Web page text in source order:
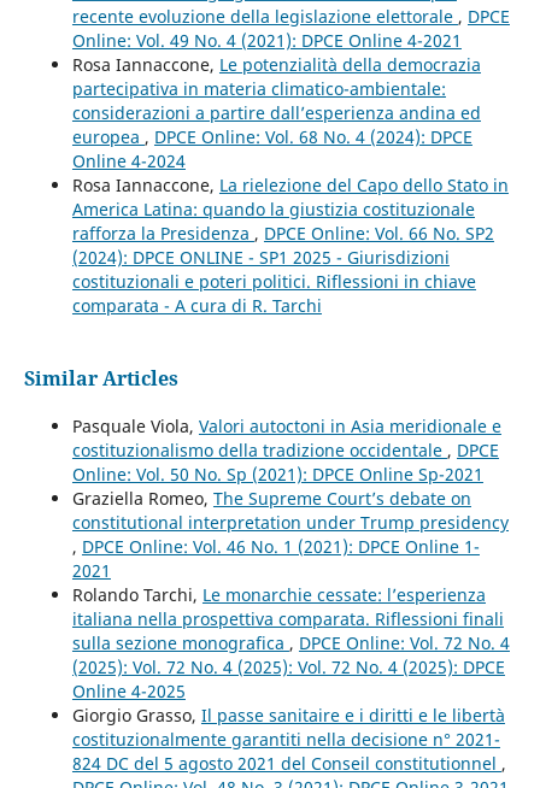
recente evoluzione della legislazione elettorale , DPCE
Online: Vol. 49 No. 4 (2021): DPCE Online 4-2021
Rosa Iannaccone, Le potenzialità della democrazia
partecipativa in materia climatico-ambientale:
considerazioni a partire dall’esperienza andina ed
europea , DPCE Online: Vol. 68 No. 4 (2024): DPCE
Online 4-2024
Rosa Iannaccone, La rielezione del Capo dello Stato in
America Latina: quando la giustizia costituzionale
rafforza la Presidenza , DPCE Online: Vol. 66 No. SP2
(2024): DPCE ONLINE - SP1 2025 - Giurisdizioni
costituzionali e poteri politici. Riflessioni in chiave
comparata - A cura di R. Tarchi
Similar Articles
Pasquale Viola, Valori autoctoni in Asia meridionale e
costituzionalismo della tradizione occidentale , DPCE
Online: Vol. 50 No. Sp (2021): DPCE Online Sp-2021
Graziella Romeo, The Supreme Court’s debate on
constitutional interpretation under Trump presidency
, DPCE Online: Vol. 46 No. 1 (2021): DPCE Online 1-
2021
Rolando Tarchi, Le monarchie cessate: l’esperienza
italiana nella prospettiva comparata. Riflessioni finali
sulla sezione monografica , DPCE Online: Vol. 72 No. 4
(2025): Vol. 72 No. 4 (2025): Vol. 72 No. 4 (2025): DPCE
Online 4-2025
Giorgio Grasso, Il passe sanitaire e i diritti e le libertà
costituzionalmente garantiti nella decisione n° 2021-
824 DC del 5 agosto 2021 del Conseil constitutionnel ,